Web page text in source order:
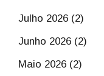
Julho 2026 (2)
Junho 2026 (2)
Maio 2026 (2)